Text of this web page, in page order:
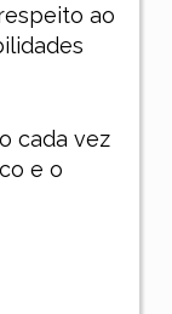
ao
cada vez
e o